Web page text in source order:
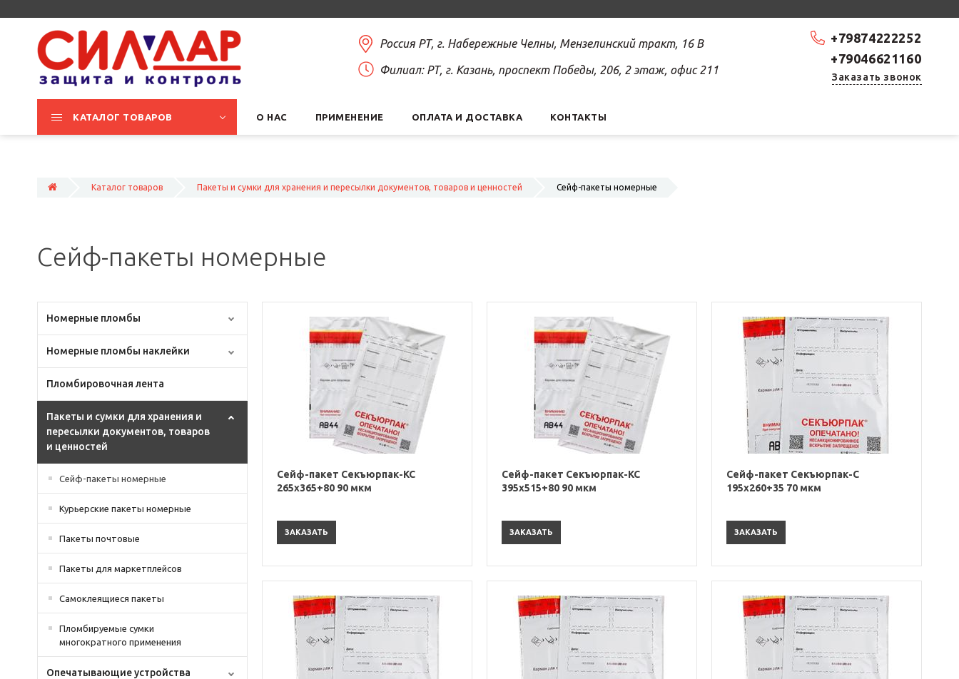
+79874222252
+79046621160
Заказать звонок
Россия РТ, г. Набережные Челны, Мензелинский тракт, 16 В
Филиал: РТ, г. Казань, проспект Победы, 206, 2 этаж, офис 211
КАТАЛОГ ТОВАРОВ О НАС ПРИМЕНЕНИЕ ОПЛАТА И ДОСТАВКА КОНТАКТЫ
Каталог товаров Пакеты и сумки для хранения и пересылки документов, товаров и ценностей Сейф-пакеты номерные
Сейф-пакеты номерные
Номерные пломбы
Номерные пломбы наклейки
Пломбировочная лента
Пакеты и сумки для хранения и
пересылки документов, товаров
и ценностей
Сейф-пакеты номерные
Курьерские пакеты номерные
Пакеты почтовые
Пакеты для маркетплейсов
Самоклеящиеся пакеты
Пломбируемые сумки
многократного применения
Опечатывающие устройства
Сейф-пакет Секъюрпак-КС
265х365+80 90 мкм
ЗАКАЗАТЬ
Сейф-пакет Секъюрпак-КС
395х515+80 90 мкм
ЗАКАЗАТЬ
Сейф-пакет Секъюрпак-С
195х260+35 70 мкм
ЗАКАЗАТЬ